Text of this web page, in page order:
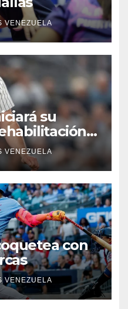
VENEZUELA
su
VENEZUELA
con
VENEZUELA